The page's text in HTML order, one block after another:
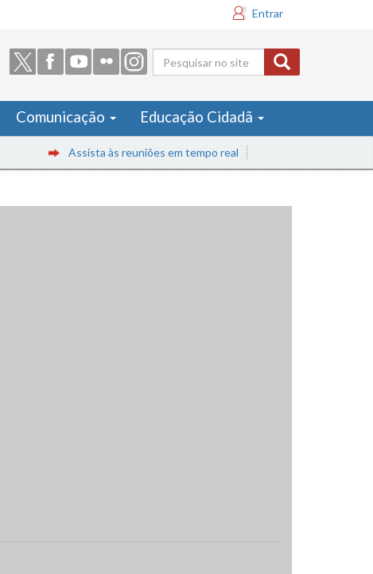
Entrar
Formulário
de busca
Comunicação Educação Cidadã
Assista às reuniões em tempo real